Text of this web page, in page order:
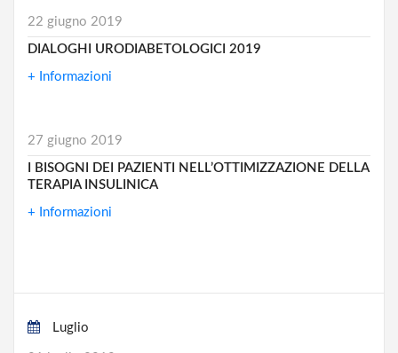
22 giugno 2019
DIALOGHI URODIABETOLOGICI 2019
+ Informazioni
27 giugno 2019
I BISOGNI DEI PAZIENTI NELL’OTTIMIZZAZIONE DELLA
TERAPIA INSULINICA
+ Informazioni
Luglio